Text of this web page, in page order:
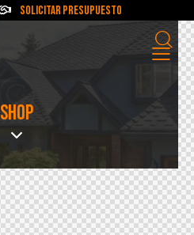
Solicitar Presupuesto
SHOP